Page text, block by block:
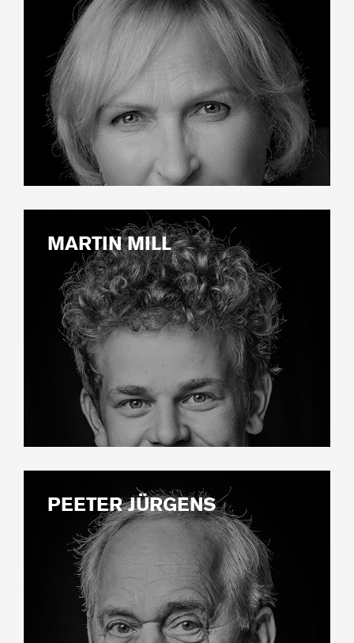
MARTIN MILL
PEETER JÜRGENS